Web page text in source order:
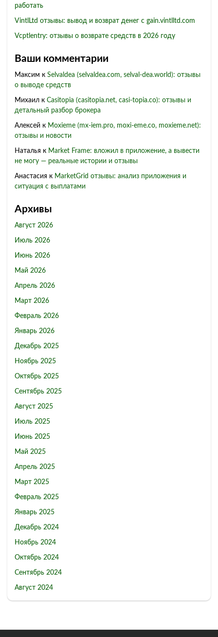
работать
VintlLtd отзывы: вывод и возврат денег с gain.vintlltd.com
Vcptlentry: отзывы о возврате средств в 2026 году
Ваши комментарии
Максим к Selvaldea (selvaldea.com, selval-dea.world): отзывы
о выводе средств
Михаил к Casitopia (casitopia.net, casi-topia.co): отзывы и
детальный разбор брокера
Алексей к Moxieme (mx-iem.pro, moxi-eme.co, moxieme.net):
отзывы и новости
Наталья к Market Frame: вложил в приложение, а вывести
не могу — реальные истории и отзывы
Анастасия к MarketGrid отзывы: анализ приложения и
ситуация с выплатами
Архивы
Август 2026
Июль 2026
Июнь 2026
Май 2026
Апрель 2026
Март 2026
Февраль 2026
Январь 2026
Декабрь 2025
Ноябрь 2025
Октябрь 2025
Сентябрь 2025
Август 2025
Июль 2025
Июнь 2025
Май 2025
Апрель 2025
Март 2025
Февраль 2025
Январь 2025
Декабрь 2024
Ноябрь 2024
Октябрь 2024
Сентябрь 2024
Август 2024